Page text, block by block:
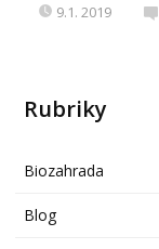
9.1. 2019
Rubriky
Biozahrada
Blog